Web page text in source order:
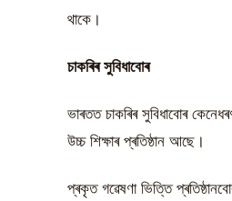
থাকে।
চাকৰিৰ সুবিধাবোৰ
ভাৰতত চাকৰিৰ সুবিধাবোৰ
উচ্চ শিক্ষাৰ প্ৰতিষ্ঠান আছে।
প্ৰকৃত গৱেষণা ভিত্তি